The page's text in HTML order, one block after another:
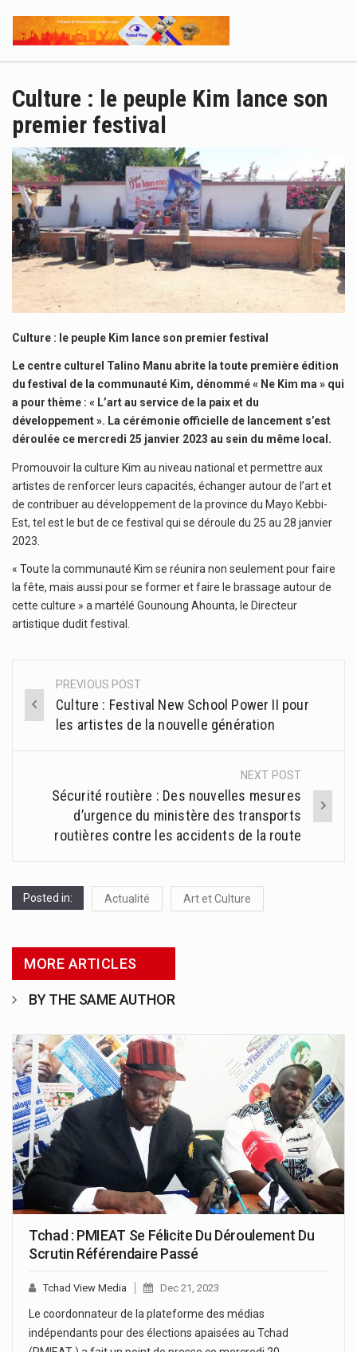
Culture : le peuple Kim lance son
premier festival
Culture : le peuple Kim lance son premier festival
Le centre culturel Talino Manu abrite la toute première édition
du festival de la communauté Kim, dénommé « Ne Kim ma » qui
a pour thème : « L’art au service de la paix et du
développement ». La cérémonie officielle de lancement s’est
déroulée ce mercredi 25 janvier 2023 au sein du même local.
Promouvoir la culture Kim au niveau national et permettre aux
artistes de renforcer leurs capacités, échanger autour de l’art et
de contribuer au développement de la province du Mayo Kebbi-
Est, tel est le but de ce festival qui se déroule du 25 au 28 janvier
2023.
« Toute la communauté Kim se réunira non seulement pour faire
la fête, mais aussi pour se former et faire le brassage autour de
cette culture » a martélé Gounoung Ahounta, le Directeur
artistique dudit festival.
Post
navigation
PREVIOUS POST
Culture : Festival New School Power II pour
les artistes de la nouvelle génération
NEXT POST
Sécurité routière : Des nouvelles mesures
d’urgence du ministère des transports
routières contre les accidents de la route
Posted in: Actualité Art et Culture
MORE ARTICLES
BY THE SAME AUTHOR
Tchad : PMIEAT Se Félicite Du Déroulement Du
Scrutin Référendaire Passé
Tchad View Media Dec 21, 2023
Le coordonnateur de la plateforme des médias
indépendants pour des élections apaisées au Tchad